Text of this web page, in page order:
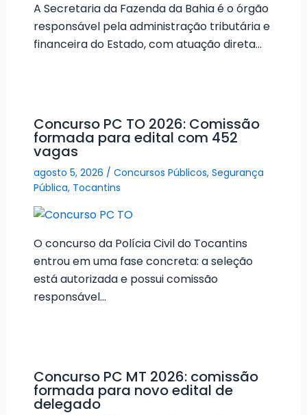
A Secretaria da Fazenda da Bahia é o órgão
responsável pela administração tributária e
financeira do Estado, com atuação direta…
Concurso PC TO 2026: Comissão
formada para edital com 452
vagas
agosto 5, 2026 / Concursos Públicos, Segurança
Pública, Tocantins
O concurso da Polícia Civil do Tocantins
entrou em uma fase concreta: a seleção
está autorizada e possui comissão
responsável…
Concurso PC MT 2026: comissão
formada para novo edital de
delegado